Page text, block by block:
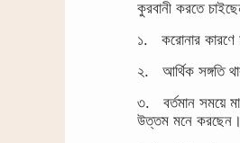
কুরবানী করতে
১. করোনার কারণে
২. আর্থিক সঙ্গতি
৩. বর্তমান সময়ে
উত্তম মনে করছেন।